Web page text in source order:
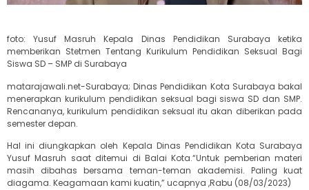
foto: Yusuf Masruh Kepala Dinas Pendidikan Surabaya ketika
memberikan Stetmen Tentang Kurikulum Pendidikan Seksual Bagi
Siswa SD – SMP di Surabaya
matarajawali.net-Surabaya; Dinas Pendidikan Kota Surabaya bakal
menerapkan kurikulum pendidikan seksual bagi siswa SD dan SMP.
Rencananya, kurikulum pendidikan seksual itu akan diberikan pada
semester depan.
Hal ini diungkapkan oleh Kepala Dinas Pendidikan Kota Surabaya
Yusuf Masruh saat ditemui di Balai Kota.“Untuk pemberian materi
masih dibahas bersama teman-teman akademisi. Paling kuat
diagama. Keagamaan kami kuatin,” ucapnya ,Rabu (08/03/2023)